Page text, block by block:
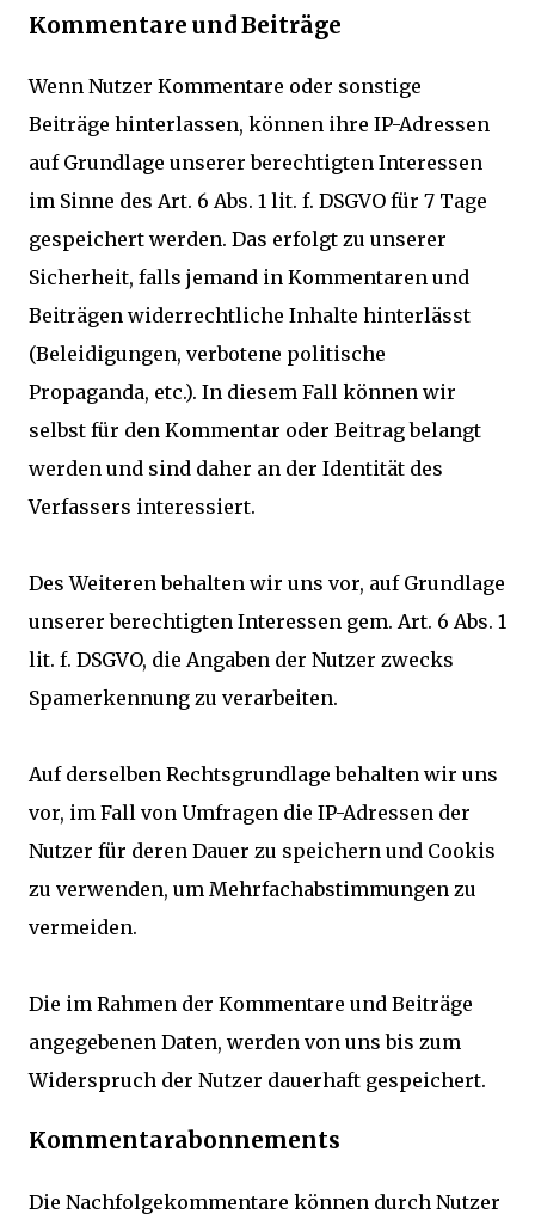
Kommentare und Beiträge
Wenn Nutzer Kommentare oder sonstige
Beiträge hinterlassen, können ihre IP-Adressen
auf Grundlage unserer berechtigten Interessen
im Sinne des Art. 6 Abs. 1 lit. f. DSGVO für 7 Tage
gespeichert werden. Das erfolgt zu unserer
Sicherheit, falls jemand in Kommentaren und
Beiträgen widerrechtliche Inhalte hinterlässt
(Beleidigungen, verbotene politische
Propaganda, etc.). In diesem Fall können wir
selbst für den Kommentar oder Beitrag belangt
werden und sind daher an der Identität des
Verfassers interessiert.
Des Weiteren behalten wir uns vor, auf Grundlage
unserer berechtigten Interessen gem. Art. 6 Abs. 1
lit. f. DSGVO, die Angaben der Nutzer zwecks
Spamerkennung zu verarbeiten.
Auf derselben Rechtsgrundlage behalten wir uns
vor, im Fall von Umfragen die IP-Adressen der
Nutzer für deren Dauer zu speichern und Cookis
zu verwenden, um Mehrfachabstimmungen zu
vermeiden.
Die im Rahmen der Kommentare und Beiträge
angegebenen Daten, werden von uns bis zum
Widerspruch der Nutzer dauerhaft gespeichert.
Kommentarabonnements
Die Nachfolgekommentare können durch Nutzer